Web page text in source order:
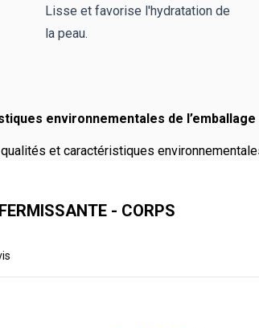
Lisse et favorise l'hydratation de
la peau.
environnementales de l’emballage
et caractéristiques
- CORPS